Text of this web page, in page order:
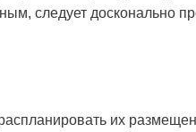
следует досконально
их